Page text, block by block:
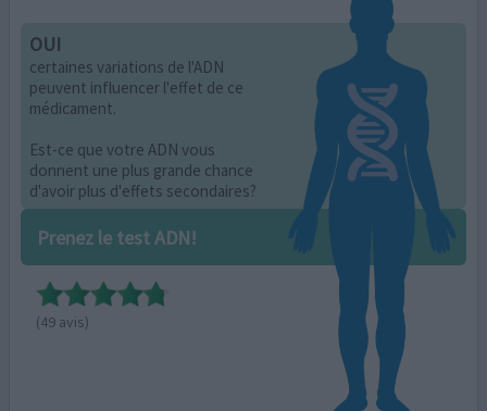
OUI
certaines variations de l'ADN
peuvent influencer l'effet de ce
médicament.
Est-ce que votre ADN vous
donnent une plus grande chance
d'avoir plus d'effets secondaires?
Prenez le test ADN!
(49 avis)